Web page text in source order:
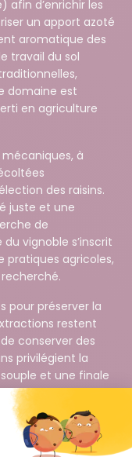
afin d’enrichir les
un apport azoté
aromatique des
travail du sol
domaine est
en agriculture
à
des raisins.
juste et une
de
vignoble s’inscrit
pratiques agricoles,
pour préserver la
restent
conserver des
privilégient la
et une finale
simple et digeste.
une lecture
avec certains